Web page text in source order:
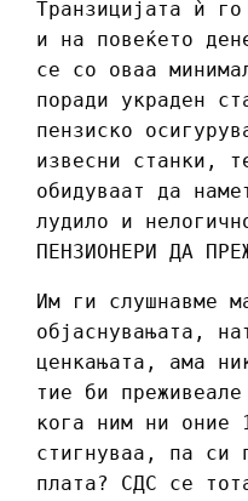
Транзицијата ѝ
и на повеќето
се со оваа
поради украден
пензиско
извесни станки,
обидуваат да
лудило и
ПЕНЗИОНЕРИ ДА
Им ги слушнавме
објаснувањата,
ценкањата, ама
тие би
кога ним ни оние
стигнуваа, па си
плата? СДС се